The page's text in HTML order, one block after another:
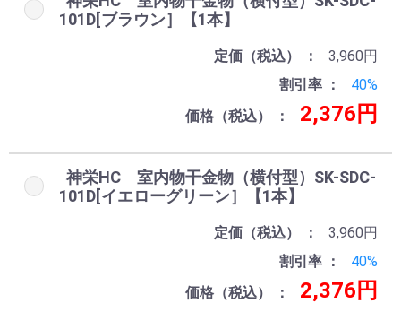
101D[ブラウン］【1本】
定価（税込）
3,960円
割引率
40%
価格（税込）
2,376円
神栄HC 室内物干金物（横付型）SK-SDC-
101D[イエローグリーン］【1本】
定価（税込）
3,960円
割引率
40%
価格（税込）
2,376円